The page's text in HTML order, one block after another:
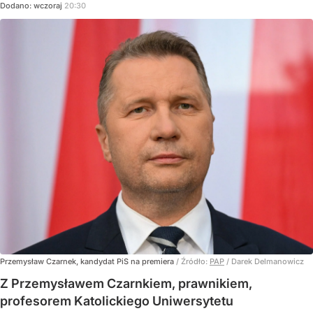
Dodano: wczoraj 20:30
Przemysław Czarnek, kandydat PiS na premiera / Źródło: PAP / Darek Delmanowicz
Z Przemysławem Czarnkiem, prawnikiem,
profesorem Katolickiego Uniwersytetu